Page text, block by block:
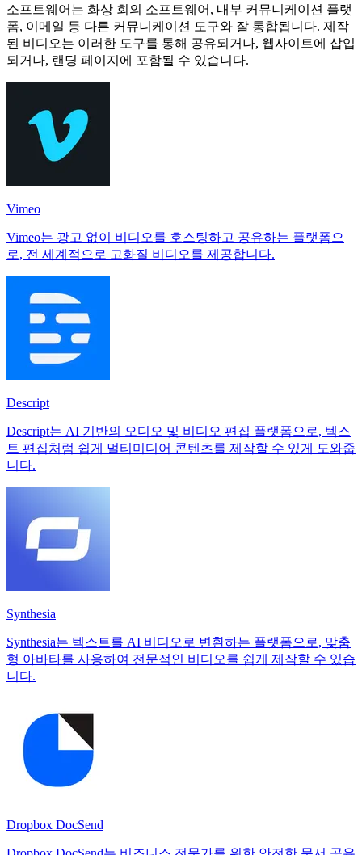
소프트웨어는 화상 회의 소프트웨어, 내부 커뮤니케이션 플랫
폼, 이메일 등 다른 커뮤니케이션 도구와 잘 통합됩니다. 제작
된 비디오는 이러한 도구를 통해 공유되거나, 웹사이트에 삽입
되거나, 랜딩 페이지에 포함될 수 있습니다.
Vimeo
Vimeo는 광고 없이 비디오를 호스팅하고 공유하는 플랫폼으
로, 전 세계적으로 고화질 비디오를 제공합니다.
Descript
Descript는 AI 기반의 오디오 및 비디오 편집 플랫폼으로, 텍스
트 편집처럼 쉽게 멀티미디어 콘텐츠를 제작할 수 있게 도와줍
니다.
Synthesia
Synthesia는 텍스트를 AI 비디오로 변환하는 플랫폼으로, 맞춤
형 아바타를 사용하여 전문적인 비디오를 쉽게 제작할 수 있습
니다.
Dropbox DocSend